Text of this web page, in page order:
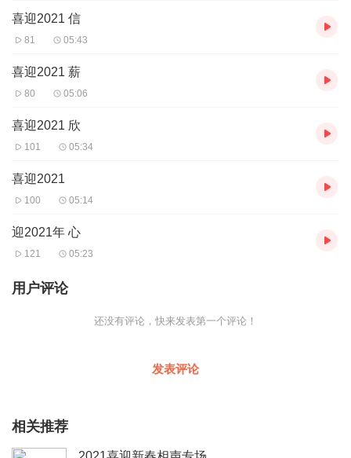
喜迎2021 信
81 05:43
喜迎2021 薪
80 05:06
喜迎2021 欣
101 05:34
喜迎2021
100 05:14
迎2021年 心
121 05:23
用户评论
还没有评论，快来发表第一个评论！
发表评论
相关推荐